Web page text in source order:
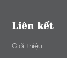
Liên kết
Giới thiệu